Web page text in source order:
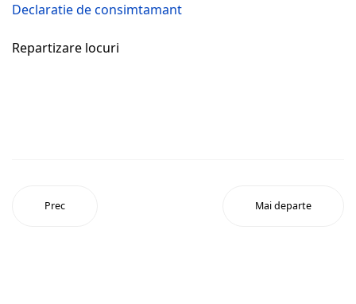
Declaratie de consimtamant
Repartizare locuri
Prec Mai departe